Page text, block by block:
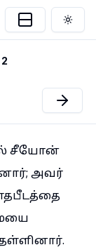
2
சீயோன்
அவர்